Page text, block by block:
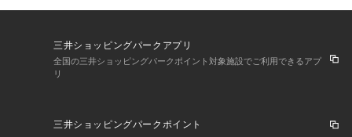
三井ショッピングパークアプリ
全国の三井ショッピングパークポイント対象施設でご利用できるアプ
リ
三井ショッピングパークポイント